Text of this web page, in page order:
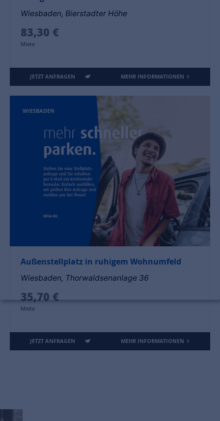
Wiesbaden, Bierstadter Höhe
83,30 €
Miete
JETZT ANFRAGEN MEHR INFORMATIONEN
WIESBADEN
Außenstellplatz in ruhigem Wohnumfeld
Wiesbaden, Thorwaldsenanlage 36
35,70 €
Miete
JETZT ANFRAGEN MEHR INFORMATIONEN